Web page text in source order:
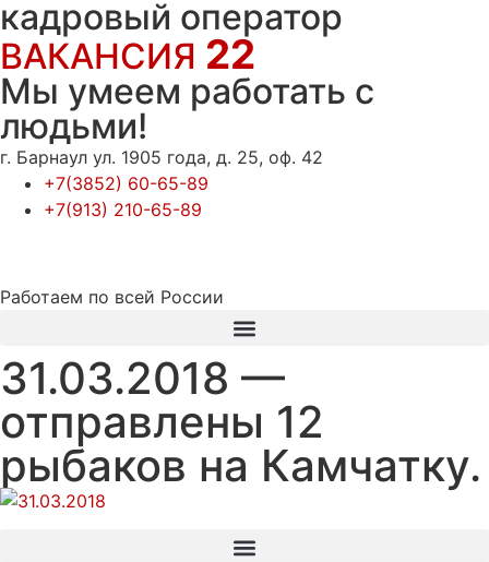
кадровый оператор
ВАКАНСИЯ 22
Мы умеем работать с
людьми!
г. Барнаул ул. 1905 года, д. 25, оф. 42
+7(3852) 60-65-89
+7(913) 210-65-89
Работаем по всей России
31.03.2018 —
отправлены 12
рыбаков на Камчатку.